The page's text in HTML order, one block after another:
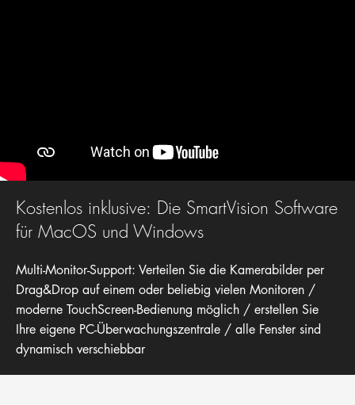
Kostenlos inklusive: Die SmartVision Software
für MacOS und Windows
Multi-Monitor-Support: Verteilen Sie die Kamerabilder per
Drag&Drop auf einem oder beliebig vielen Monitoren /
moderne TouchScreen-Bedienung möglich / erstellen Sie
Ihre eigene PC-Überwachungszentrale / alle Fenster sind
dynamisch verschiebbar